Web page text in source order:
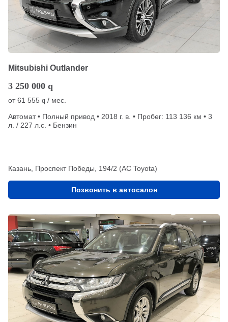
Mitsubishi Outlander
3 250 000 q
от61 555 q / мес.
Автомат • Полный привод • 2018 г. в. • Пробег: 113 136 км • 3
л. / 227 л.с. • Бензин
Казань, Проспект Победы, 194/2 (АС Toyota)
Позвонить в автосалон